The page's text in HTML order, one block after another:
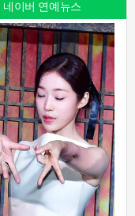
네이버 연예뉴스